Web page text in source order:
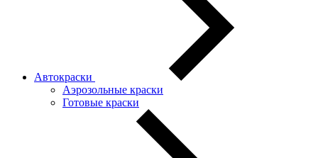
Автокраски
Аэрозольные краски
Готовые краски